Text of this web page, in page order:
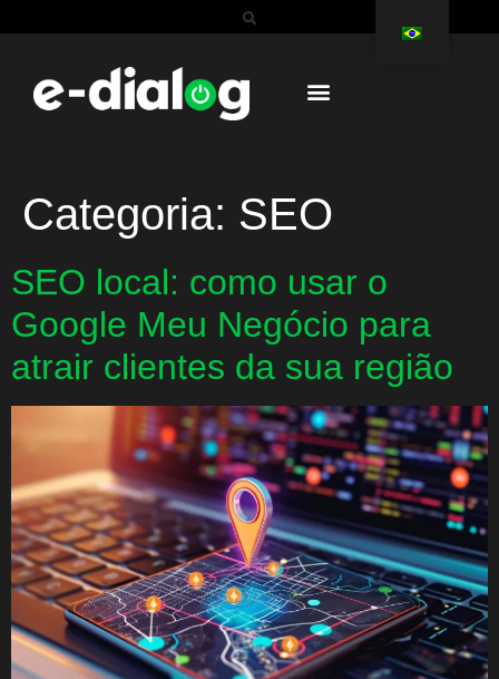
Categoria: SEO
SEO local: como usar o
Google Meu Negócio para
atrair clientes da sua região